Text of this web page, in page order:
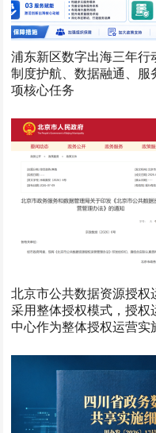
浦东新区数字出海三年
制度护航、数据融通、
项核心任务
北京市公共数据资源授
采用整体授权模式，授
中心作为整体授权运营实